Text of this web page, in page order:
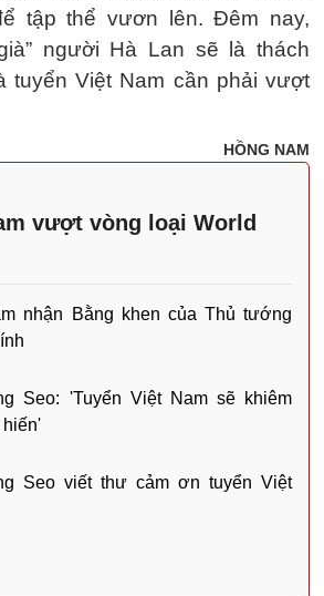
tập thể vươn lên. Đêm nay,
người Hà Lan sẽ là thách
tuyển Việt Nam cần phải vượt
HỒNG NAM
vượt vòng loại World
nhận Bằng khen của Thủ tướng
Seo: 'Tuyển Việt Nam sẽ khiêm
Seo viết thư cảm ơn tuyển Việt